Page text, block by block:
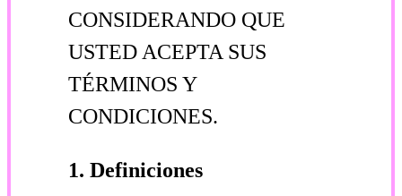
CONSIDERANDO QUE
USTED ACEPTA SUS
TÉRMINOS Y
CONDICIONES.
1. Definiciones